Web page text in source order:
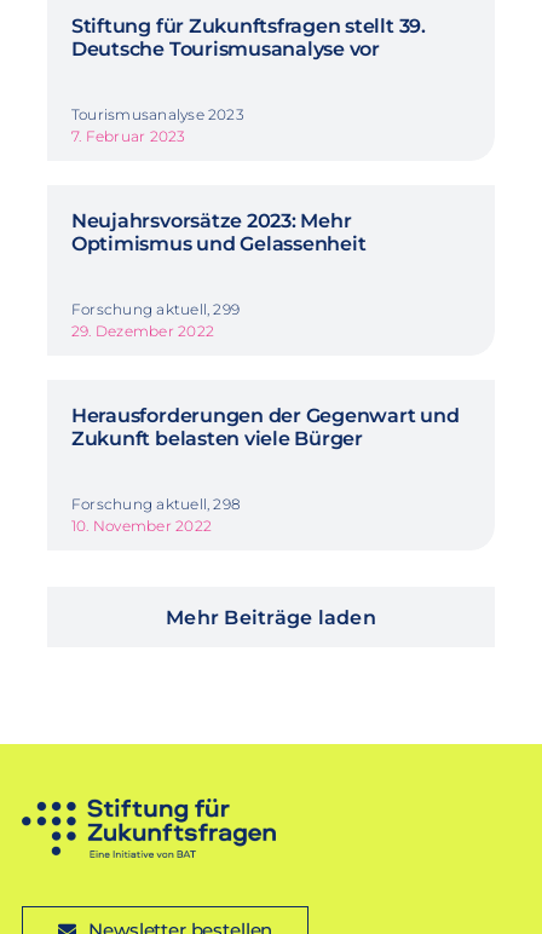
Stiftung für Zukunftsfragen stellt 39.
Deutsche Tourismusanalyse vor
Tourismusanalyse 2023
7. Februar 2023
Neujahrsvorsätze 2023: Mehr
Optimismus und Gelassenheit
Forschung aktuell, 299
29. Dezember 2022
Herausforderungen der Gegenwart und
Zukunft belasten viele Bürger
Forschung aktuell, 298
10. November 2022
Mehr Beiträge laden